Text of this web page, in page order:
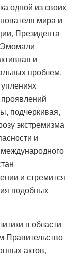
одной из своих
мира и
Президента
Эмомали
и
проблем.
подчеркивая,
экстремизма
и
и стремится
подобных
в области
Правительство
актов,